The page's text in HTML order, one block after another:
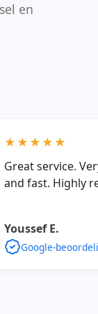
en
★★★★★
Great service.
and fast. Highly
Youssef E.
Google-